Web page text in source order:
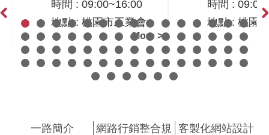
課程！ AIO × SEO 實
戰｜桃園市工業會-黃
震宇老師親授
時間 : 09:00~16:00
地點 : 桃園市工業會
More >
麼開始？從
群、SEO到
確策略順序
行銷課程紀
時間 :
地點 : 桃園
Previous
一路簡介
網路行銷整合規
客製化網站設計